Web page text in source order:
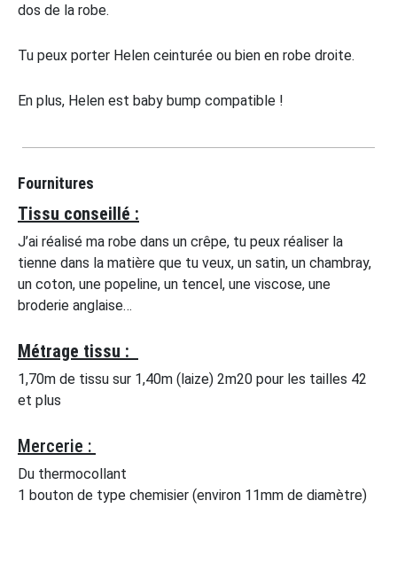
dos de la robe.
Tu peux porter Helen ceinturée ou bien en robe droite.
En plus, Helen est baby bump compatible !
Fournitures
Tissu conseillé :
J’ai réalisé ma robe dans un crêpe, tu peux réaliser la
tienne dans la matière que tu veux, un satin, un chambray,
un coton, une popeline, un tencel, une viscose, une
broderie anglaise…
Métrage tissu :
1,70m de tissu sur 1,40m (laize) 2m20 pour les tailles 42
et plus
Mercerie :
Du thermocollant
1 bouton de type chemisier (environ 11mm de diamètre)